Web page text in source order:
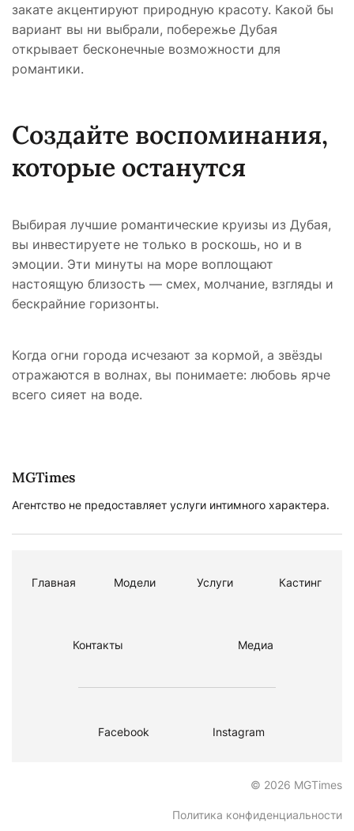
закате акцентируют природную красоту. Какой бы
вариант вы ни выбрали, побережье Дубая
открывает бесконечные возможности для
романтики.
Создайте воспоминания,
которые останутся
Выбирая лучшие романтические круизы из Дубая,
вы инвестируете не только в роскошь, но и в
эмоции. Эти минуты на море воплощают
настоящую близость — смех, молчание, взгляды и
бескрайние горизонты.
Когда огни города исчезают за кормой, а звёзды
отражаются в волнах, вы понимаете: любовь ярче
всего сияет на воде.
MGTimes
Агентство не предоставляет услуги интимного характера.
Главная Модели Услуги Кастинг
Контакты Медиа
Facebook Instagram
© 2026 MGTimes
Политика конфиденциальности